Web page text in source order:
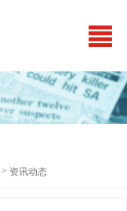
> 资讯动态